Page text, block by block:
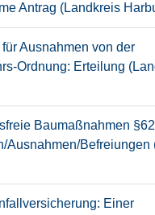
Antrag (Landkreis
Ausnahmen von der
Ordnung: Erteilung
Baumaßnahmen
Ausnahmen/Befreiungen
Einer